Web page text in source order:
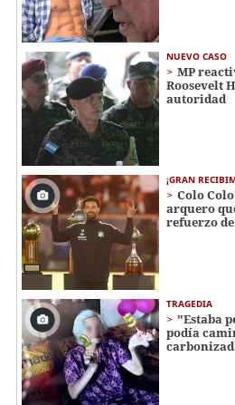
NUEVO CASO
MP
Roosevelt
autoridad
¡GRAN
Colo
arquero
refuerzo
TRAGEDIA
"Estaba
podía